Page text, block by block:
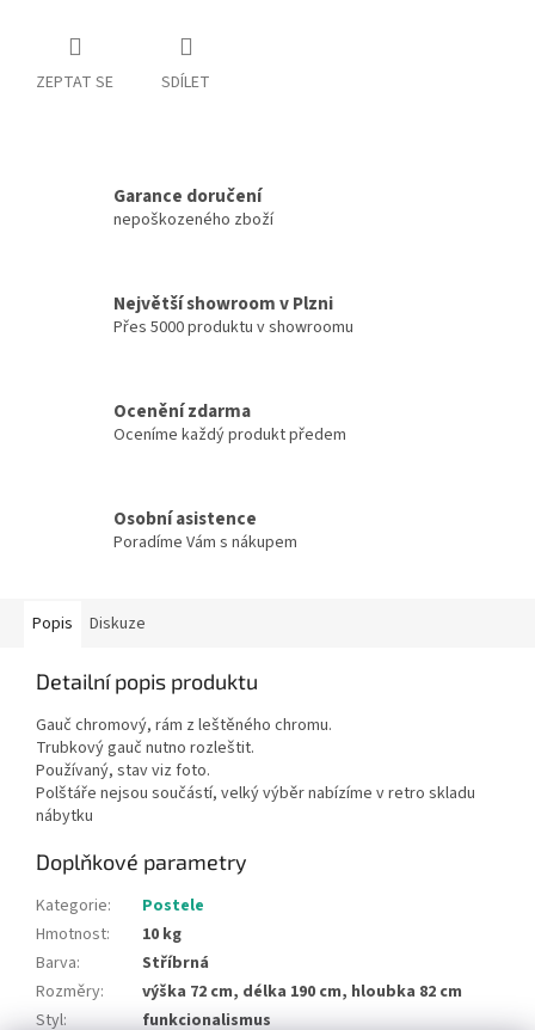
ZEPTAT SE SDÍLET
Garance doručení
nepoškozeného zboží
Největší showroom v Plzni
Přes 5000 produktu v showroomu
Ocenění zdarma
Oceníme každý produkt předem
Osobní asistence
Poradíme Vám s nákupem
Popis Diskuze
Detailní popis produktu
Gauč chromový, rám z leštěného chromu.
Trubkový gauč nutno rozleštit.
Používaný, stav viz foto.
Polštáře nejsou součástí, velký výběr nabízíme v retro skladu
nábytku
Doplňkové parametry
Kategorie:
Postele
Hmotnost:
10 kg
Barva:
Stříbrná
Rozměry:
výška 72 cm, délka 190 cm, hloubka 82 cm
Styl: funkcionalismus